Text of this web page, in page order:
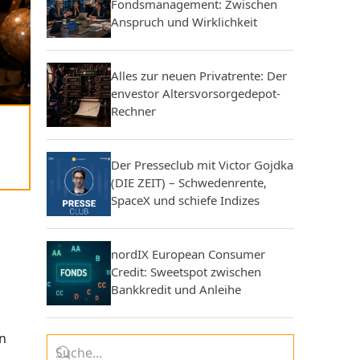
Fondsmanagement: Zwischen
Anspruch und Wirklichkeit
Alles zur neuen Privatrente: Der
envestor Altersvorsorgedepot-
Rechner
Der Presseclub mit Victor Gojdka
(DIE ZEIT) – Schwedenrente,
SpaceX und schiefe Indizes
nordIX European Consumer
Credit: Sweetspot zwischen
Bankkredit und Anleihe